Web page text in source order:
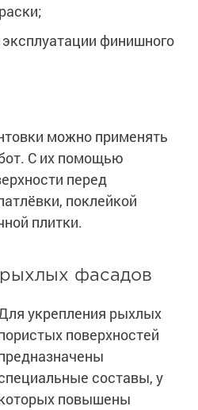
финишного
можно применять
С их помощью
перед
поклейкой
плитки.
рыхлых фасадов
укрепления рыхлых
поверхностей
составы, у
повышены